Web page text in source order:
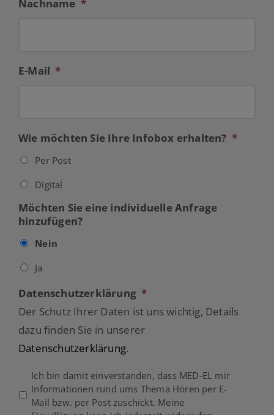
Nachname *
E-Mail *
Wie möchten Sie Ihre Infobox erhalten? *
Per Post
Digital
Möchten Sie eine individuelle Anfrage
hinzufügen?
Nein
Ja
Datenschutzerklärung *
Der Schutz Ihrer Daten ist uns wichtig, Details
dazu finden Sie in unserer
Datenschutzerklärung.
Ich bin damit einverstanden, dass MED-EL mir
Informationen rund ums Thema Hören per E-
Mail bzw. per Post zuschickt. Meine